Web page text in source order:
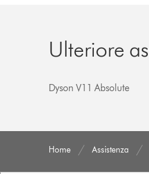
Ulteriore
Dyson V11 Absolute
Home Assistenza